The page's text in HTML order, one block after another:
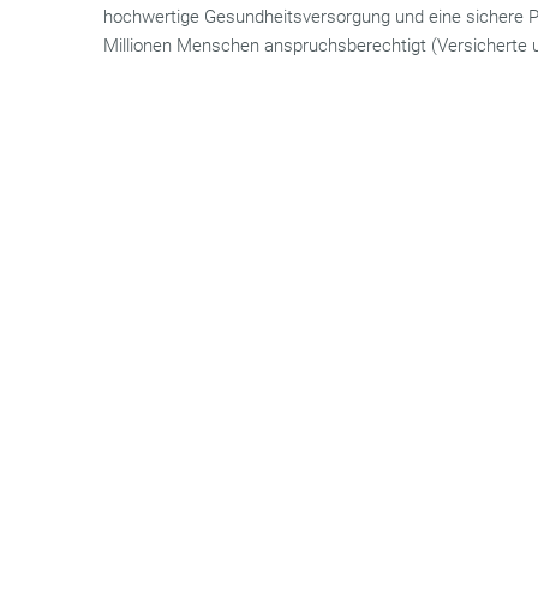
hochwertige Gesundheitsversorgung und eine sichere
Millionen Menschen anspruchsberechtigt (Versicherte